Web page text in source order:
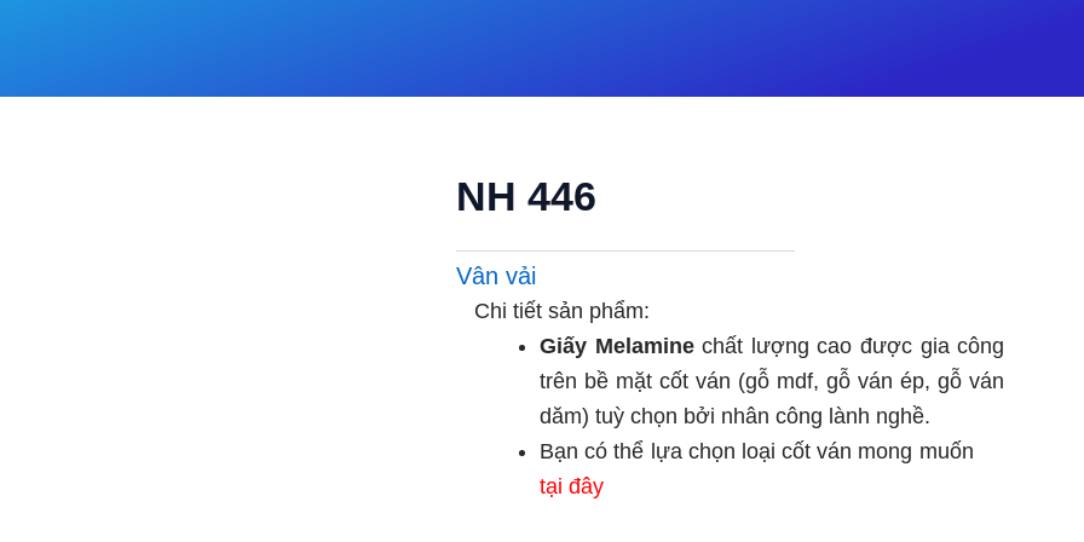
NH 446
Vân vải
Chi tiết sản phẩm:
Giấy Melaminechất lượng cao được gia công
trên bề mặt cốt ván (gỗ mdf, gỗ ván ép, gỗ ván
dăm) tuỳ chọn bởi nhân công lành nghề.
Bạn có thể lựa chọn loại cốt ván mong muốn
tại đây